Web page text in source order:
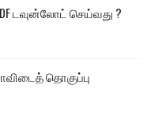
டவுன்லோட் செய்வது ?
தொகுப்பு